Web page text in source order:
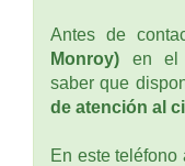
Antes de
Monroy) en el
saber que
de atención al
En este teléfono